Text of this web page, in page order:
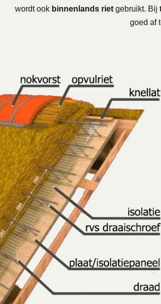
wordt ook binnenlands rietgebruikt. Bij
goed af